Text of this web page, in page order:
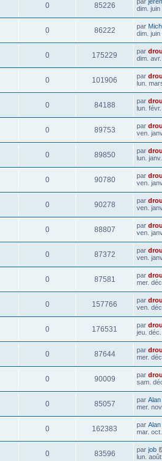
0 85226
dim.
0 86222 par
dim.
0 175229 par
dim.
0 101906 par
lun.
0 84188 par
lun.
0 89753 par
ven.
0 89850 par
lun.
0 90780 par
ven.
0 90278 par
ven.
0 88807 par
ven.
0 87372 par
ven.
0 87581 par
mer.
0 157766 par
ven.
0 176531 par
jeu.
0 87644 par
mer.
0 90009 par
sam.
0 85057 par
mer.
0 162383 par
mar.
0 83596 par job
lun.